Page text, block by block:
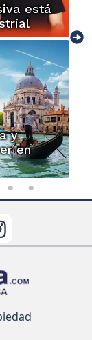
está
y
en